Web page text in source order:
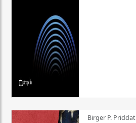
Birger P. Priddat